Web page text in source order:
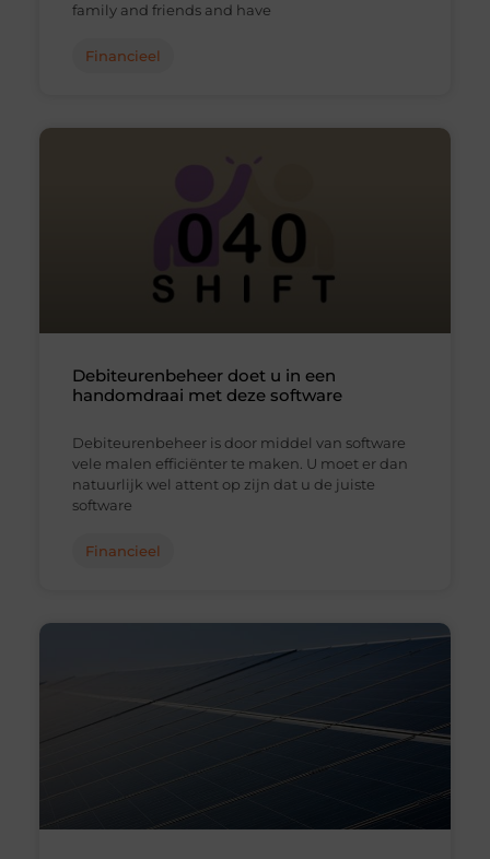
family and friends and have
Financieel
Debiteurenbeheer doet u in een
handomdraai met deze software
Debiteurenbeheer is door middel van software
vele malen efficiënter te maken. U moet er dan
natuurlijk wel attent op zijn dat u de juiste
software
Financieel